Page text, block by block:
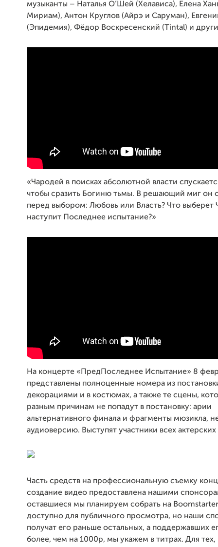
музыканты – Наталья О’Шей (Хелависа), Елена
Мириам), Антон Круглов (Айрэ и Саруман),
(Эпидемия), Фёдор Воскресенский (Tintal) и
«Чародей в поисках абсолютной власти
чтобы сразить Богиню тьмы. В решающий миг он
перед выбором: Любовь или Власть? Что выберет
наступит Последнее испытание?»
На концерте «ПредПоследнее Испытание» 8
представлены полноценные номера из
декорациями и в костюмах, а также те сцены,
разным причинам не попадут в постановку: арии
альтернативного финала и фрагменты мюзикла,
аудиоверсию. Выступят участники всех актерских
Часть средств на профессиональную съемку
создание видео предоставлена нашими
оставшиеся мы планируем собрать на
доступно для публичного просмотра, но наши
получат его раньше остальных, а поддержавших
более, чем на 1000р, мы укажем в титрах. Для